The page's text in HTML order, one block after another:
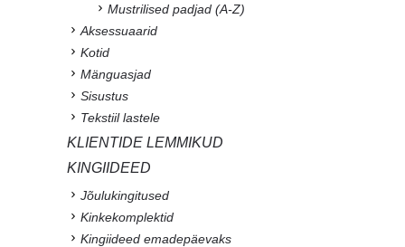
Mustrilised padjad (A-Z)
Aksessuaarid
Kotid
Mänguasjad
Sisustus
Tekstiil lastele
KLIENTIDE LEMMIKUD
KINGIIDEED
Jõulukingitused
Kinkekomplektid
Kingiideed emadepäevaks